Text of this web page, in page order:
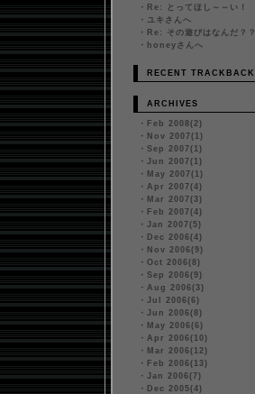
・ Re: とってほし～～い！
・ ユキさんへ
・ Re: その遊びはなんだ？？
・ honeyさんへ
RECENT TRACKBACK
ARCHIVES
・ Feb 2008(2)
・ Nov 2007(1)
・ Sep 2007(1)
・ Jun 2007(1)
・ May 2007(1)
・ Apr 2007(4)
・ Mar 2007(3)
・ Feb 2007(4)
・ Jan 2007(5)
・ Dec 2006(4)
・ Nov 2006(9)
・ Oct 2006(8)
・ Sep 2006(9)
・ Aug 2006(3)
・ Jul 2006(6)
・ Jun 2006(8)
・ May 2006(6)
・ Apr 2006(10)
・ Mar 2006(12)
・ Feb 2006(13)
・ Jan 2006(7)
・ Dec 2005(4)